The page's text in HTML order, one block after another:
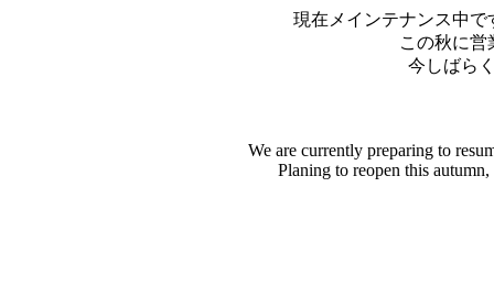
現在メインテナンス中
この秋に営
今しばら
We are currently preparing to
Planing to reopen this